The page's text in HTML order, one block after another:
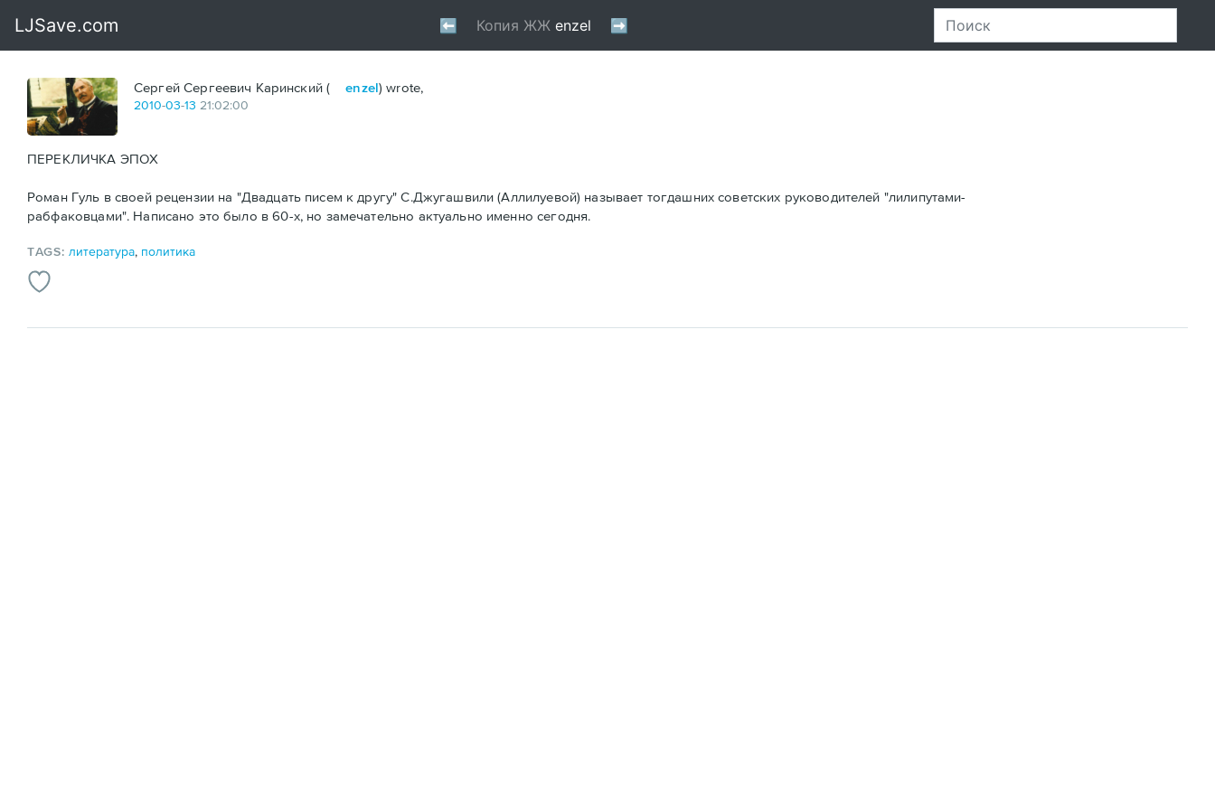
Сергей Сергеевич Каринский ( enzel) wrote,
2010-03-13 21:02:00
ПЕРЕКЛИЧКА ЭПОХ
Роман Гуль в своей рецензии на "Двадцать писем к другу" С.Джугашвили (Аллилуевой) называет тогдашних советских руководителей "лилипутами-
рабфаковцами". Написано это было в 60-х, но замечательно актуально именно сегодня.
TAGS:литература, политика